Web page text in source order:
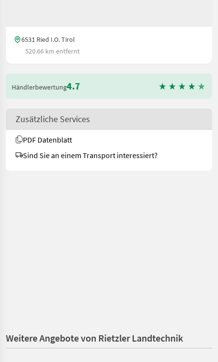
6531 Ried I.O. Tirol
520.66 km entfernt
Händlerbewertung4.7
Zusätzliche Services
PDF Datenblatt
Sind Sie an einem Transport interessiert?
Weitere Angebote von Rietzler Landtechnik